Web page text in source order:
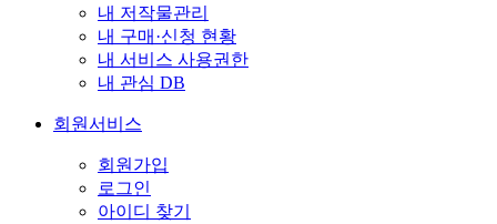
내 저작물관리
내 구매·신청 현황
내 서비스 사용권한
내 관심 DB
회원서비스
회원가입
로그인
아이디 찾기